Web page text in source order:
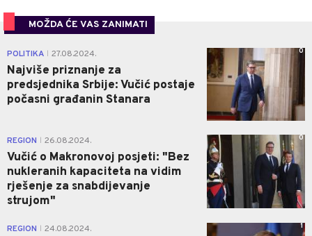
MOŽDA ĆE VAS ZANIMATI
POLITIKA 27.08.2024.
Najviše priznanje za
predsjednika Srbije: Vučić postaje
počasni građanin Stanara
0
REGION 26.08.2024.
Vučić o Makronovoj posjeti: "Bez
nukleranih kapaciteta na vidim
rješenje za snabdijevanje
strujom"
0
REGION 24.08.2024. 1